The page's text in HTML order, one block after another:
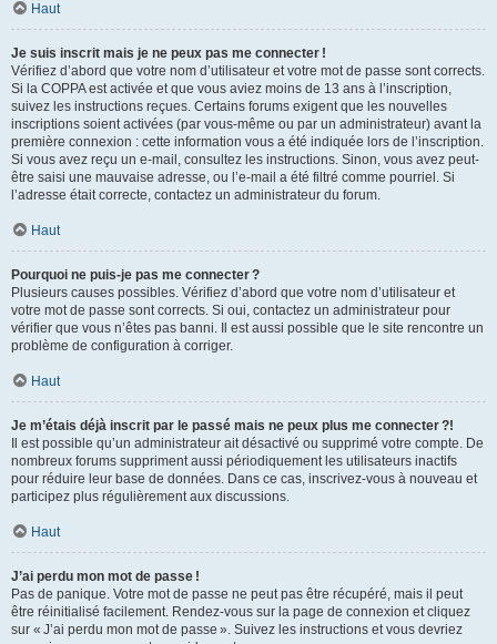
Haut
Je suis inscrit mais je ne peux pas me connecter !
Vérifiez d’abord que votre nom d’utilisateur et votre mot de passe sont corrects.
Si la COPPA est activée et que vous aviez moins de 13 ans à l’inscription,
suivez les instructions reçues. Certains forums exigent que les nouvelles
inscriptions soient activées (par vous-même ou par un administrateur) avant la
première connexion : cette information vous a été indiquée lors de l’inscription.
Si vous avez reçu un e-mail, consultez les instructions. Sinon, vous avez peut-
être saisi une mauvaise adresse, ou l’e-mail a été filtré comme pourriel. Si
l’adresse était correcte, contactez un administrateur du forum.
Haut
Pourquoi ne puis-je pas me connecter ?
Plusieurs causes possibles. Vérifiez d’abord que votre nom d’utilisateur et
votre mot de passe sont corrects. Si oui, contactez un administrateur pour
vérifier que vous n’êtes pas banni. Il est aussi possible que le site rencontre un
problème de configuration à corriger.
Haut
Je m’étais déjà inscrit par le passé mais ne peux plus me connecter ?!
Il est possible qu’un administrateur ait désactivé ou supprimé votre compte. De
nombreux forums suppriment aussi périodiquement les utilisateurs inactifs
pour réduire leur base de données. Dans ce cas, inscrivez-vous à nouveau et
participez plus régulièrement aux discussions.
Haut
J’ai perdu mon mot de passe !
Pas de panique. Votre mot de passe ne peut pas être récupéré, mais il peut
être réinitialisé facilement. Rendez-vous sur la page de connexion et cliquez
sur « J’ai perdu mon mot de passe ». Suivez les instructions et vous devriez